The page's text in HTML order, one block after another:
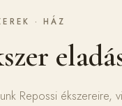
· HÁZ
Repossi ékszereire,